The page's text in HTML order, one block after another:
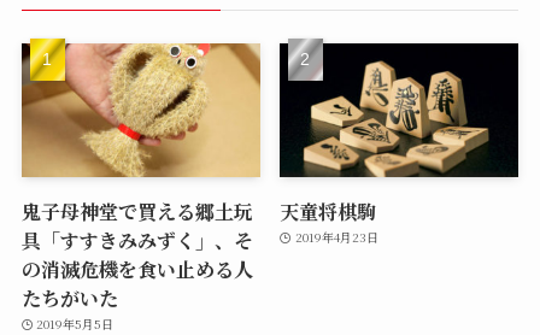
鬼子母神堂で買える郷土玩
具「すすきみみずく」、そ
の消滅危機を食い止める人
たちがいた
2019年5月5日
天童将棋駒
2019年4月23日